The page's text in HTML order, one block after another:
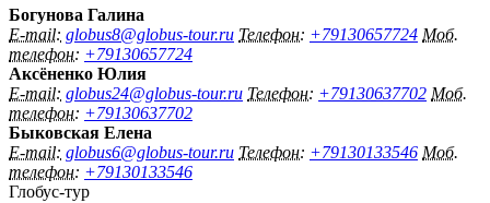
Богунова Галина
E-mail: globus8@globus-tour.ru Телефон: +79130657724 Моб.
телефон: +79130657724
Аксёненко Юлия
E-mail: globus24@globus-tour.ru Телефон: +79130637702 Моб.
телефон: +79130637702
Быковская Елена
E-mail: globus6@globus-tour.ru Телефон: +79130133546 Моб.
телефон: +79130133546
Глобус-тур